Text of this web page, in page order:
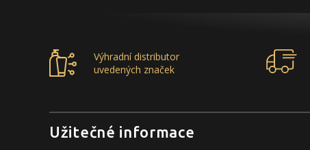
Výhradní distributor
uvedených značek
Užitečné informace